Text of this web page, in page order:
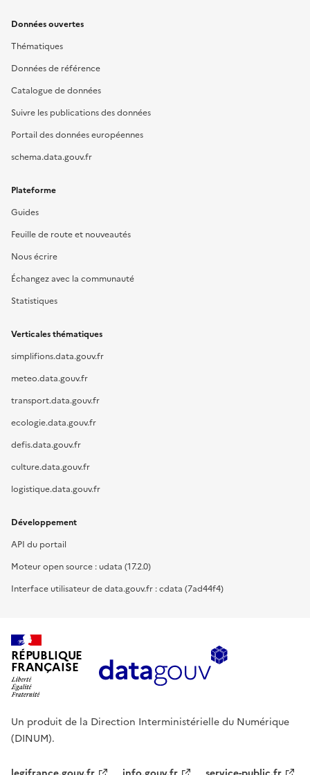
Données ouvertes
Thématiques
Données de référence
Catalogue de données
Suivre les publications des données
Portail des données européennes
schema.data.gouv.fr
Plateforme
Guides
Feuille de route et nouveautés
Nous écrire
Échangez avec la communauté
Statistiques
Verticales thématiques
simplifions.data.gouv.fr
meteo.data.gouv.fr
transport.data.gouv.fr
ecologie.data.gouv.fr
defis.data.gouv.fr
culture.data.gouv.fr
logistique.data.gouv.fr
Développement
API du portail
Moteur open source : udata (17.2.0)
Interface utilisateur de data.gouv.fr : cdata (7ad44f4)
RÉPUBLIQUE
FRANÇAISE
Un produit de la Direction Interministérielle du Numérique
(DINUM).